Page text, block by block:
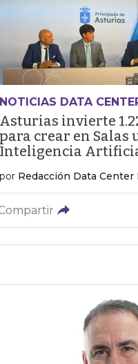
NOTICIAS DATA
Asturias invierte
para crear en Salas
Inteligencia
por Redacción Data Center